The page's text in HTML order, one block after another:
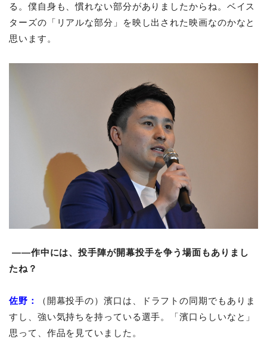
る。僕自身も、慣れない部分がありましたからね。ベイス
ターズの「リアルな部分」を映し出された映画なのかなと
思います。
――作中には、投手陣が開幕投手を争う場面もありまし
たね？
佐野：
（開幕投手の）濱口は、ドラフトの同期でもありま
すし、強い気持ちを持っている選手。「濱口らしいなと」
思って、作品を見ていました。